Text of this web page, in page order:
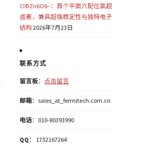
Cl©Zn6O6−：首个平面六配位氯超
卤素，兼具超强稳定性与独特电子
结构2026年7月23日
联系方式
留言板： 点击留言
邮箱：sales_at_fermitech.com.cn
电话：010-80393990
QQ ： 1732167264